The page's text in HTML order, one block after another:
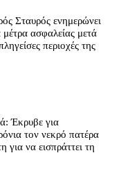
Σταυρός ενημερώνει
μέτρα ασφαλείας μετά
περιοχές της
Έκρυβε για
τον νεκρό πατέρα
για να εισπράττει τη